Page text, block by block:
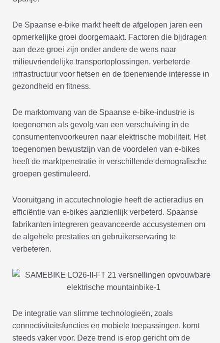
De Spaanse e-bike markt heeft de afgelopen jaren een
opmerkelijke groei doorgemaakt. Factoren die bijdragen
aan deze groei zijn onder andere de wens naar
milieuvriendelijke transportoplossingen, verbeterde
infrastructuur voor fietsen en de toenemende interesse in
gezondheid en fitness.
De marktomvang van de Spaanse e-bike-industrie is
toegenomen als gevolg van een verschuiving in de
consumentenvoorkeuren naar elektrische mobiliteit. Het
toegenomen bewustzijn van de voordelen van e-bikes
heeft de marktpenetratie in verschillende demografische
groepen gestimuleerd.
Vooruitgang in accutechnologie heeft de actieradius en
efficiëntie van e-bikes aanzienlijk verbeterd. Spaanse
fabrikanten integreren geavanceerde accusystemen om
de algehele prestaties en gebruikerservaring te
verbeteren.
De integratie van slimme technologieën, zoals
connectiviteitsfuncties en mobiele toepassingen, komt
steeds vaker voor. Deze trend is erop gericht om de